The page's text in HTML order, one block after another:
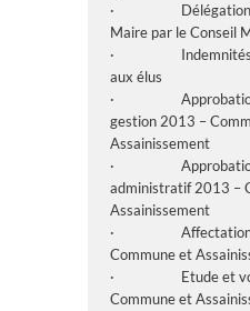
· Délégations
Maire par le Conseil
· Indemnités de
aux élus
· Approbation
gestion 2013 –
Assainissement
· Approbation
administratif 2013 –
Assainissement
· Affectation
Commune et
· Etude et vote
Commune et